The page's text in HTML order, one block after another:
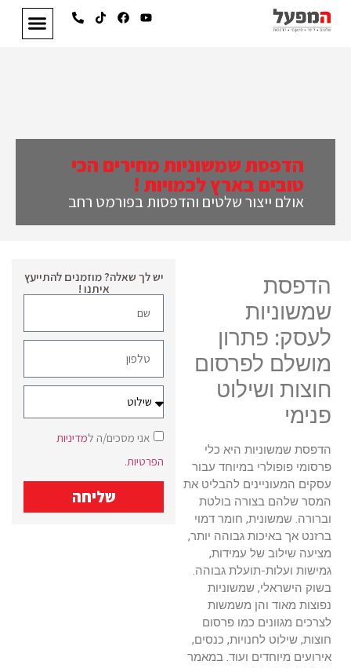
הדפסת שמשוניות מחירים הכי
טובים בארץ לכמויות !
אולם ייצור שלטים והדפסות בפורמט רחב
הדפסת
שמשוניות
לעסק: פתרון
מושלם לפרסום
חוצות ושילוט
פנימי
הדפסת שמשוניות היא כלי
פרסומי פופולרי במיוחד עבור
עסקים המעוניינים להבליט את
המסר שלהם בצורה בולטת
וברורה. שמשונית, חומר דמוי
ברזנט אך באיכות גבוהה יותר,
מציעה שילוב של עמידות,
גמישות ועלות-תועלת גבוהה.
בשוק הישראלי, שמשוניות
נפוצות מאוד והן משמשות
לצרכים מגוונים כמו פרסום
חוצות, שילוט לחנויות, כנסים,
אירועים מיוחדים ועוד. במאמר
יש לך שאלה? מוזמנים להתייעץ
איתנו !
אני מסכים/ה למדיניות
הפרטיות.
שליחה